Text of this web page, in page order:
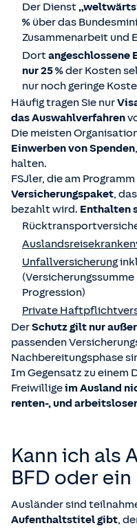
Der Dienst
% über das
Zusammenarbeit und
Dortangeschlossene
nur 25 %der Kosten
nur noch geringe
Häufig tragen Sie nur
das Auswahlverfahren
Die meisten
Einwerben von Spenden
halten.
FSJler, die am
Versicherungspaket,
bezahlt wird. Enthalten
Unfallversicherung
(Versicherungssumme
Progression)
Private
DerSchutz gilt nur
passenden
Nachbereitungsphase
Im Gegensatz zu einem
Freiwilligeim Ausland
renten-, und
Kann ich als
BFD oder ein
Ausländer sind
Aufenthaltstitel gibt,